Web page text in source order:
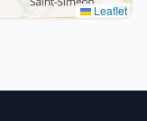
Leaflet